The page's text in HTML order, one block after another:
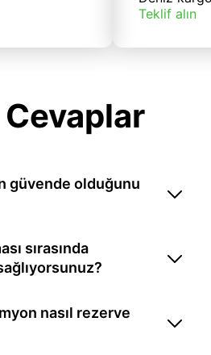
Teklif alın
güvende olduğunu
sırasında
nasıl rezerve